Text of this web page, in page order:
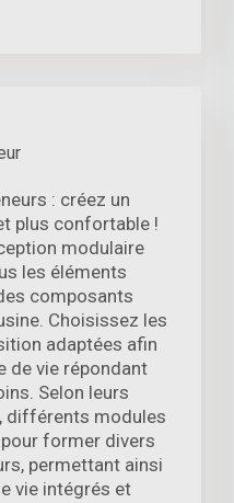
: créez un
plus confortable !
modulaire
les éléments
composants
Choisissez les
adaptées afin
de vie répondant
Selon leurs
différents modules
former divers
permettant ainsi
vie intégrés et